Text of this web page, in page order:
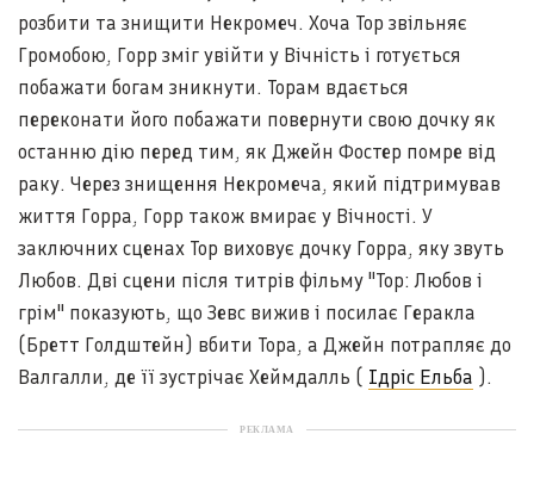
розбити та знищити Некромеч. Хоча Тор звільняє
Громобою, Горр зміг увійти у Вічність і готується
побажати богам зникнути. Торам вдається
переконати його побажати повернути свою дочку як
останню дію перед тим, як Джейн Фостер помре від
раку. Через знищення Некромеча, який підтримував
життя Горра, Горр також вмирає у Вічності. У
заключних сценах Тор виховує дочку Горра, яку звуть
Любов. Дві сцени після титрів фільму "Тор: Любов і
грім" показують, що Зевс вижив і посилає Геракла
(Бретт Голдштейн) вбити Тора, а Джейн потрапляє до
Валгалли, де її зустрічає Хеймдалль ( Ідріс Ельба ).
РЕКЛАМА